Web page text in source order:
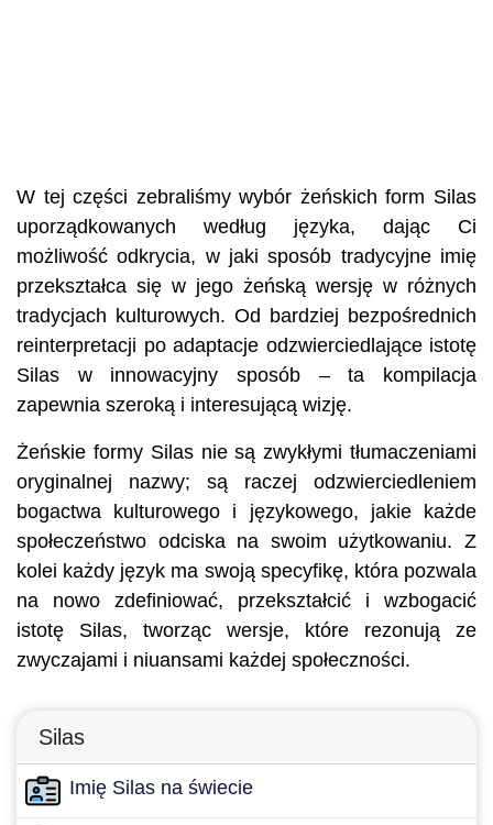
W tej części zebraliśmy wybór żeńskich form Silas
uporządkowanych według języka, dając Ci
możliwość odkrycia, w jaki sposób tradycyjne imię
przekształca się w jego żeńską wersję w różnych
tradycjach kulturowych. Od bardziej bezpośrednich
reinterpretacji po adaptacje odzwierciedlające istotę
Silas w innowacyjny sposób – ta kompilacja
zapewnia szeroką i interesującą wizję.
Żeńskie formy Silas nie są zwykłymi tłumaczeniami
oryginalnej nazwy; są raczej odzwierciedleniem
bogactwa kulturowego i językowego, jakie każde
społeczeństwo odciska na swoim użytkowaniu. Z
kolei każdy język ma swoją specyfikę, która pozwala
na nowo zdefiniować, przekształcić i wzbogacić
istotę Silas, tworząc wersje, które rezonują ze
zwyczajami i niuansami każdej społeczności.
Silas
Imię Silas na świecie